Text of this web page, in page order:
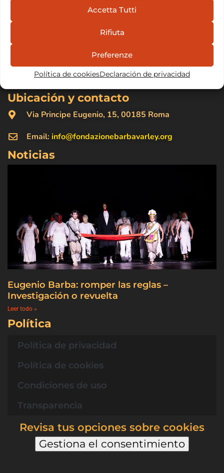
Accetta Tutti
Rifiuta
Preferenze
Política de cookiesDeclaración de privacidad
Creamos la Fundación Barba Varley para promover
activamente el compromiso con las causas y los
valores que han motivado nuestra vida en el Odin
Teatret…Leer todo
Ubicación y contacto
Via Principe Eugenio, 15, 00185 Roma
Email:info@fondazionebarbavarley.org
Noticias
Eugenio Barba: romper las reglas –
Investigación o revuelta
Leer todo »
Política
Política de privacidad
Política de cookies
Condiciones de uso
Transparencia
Revisa tus opciones sobre cookies
Gestiona el consentimiento